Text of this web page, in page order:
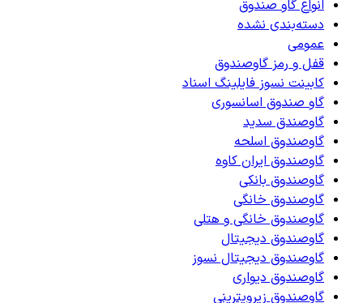
انواع گاو صندوق
دسته‌بندی نشده
عمومی
قفل و رمز گاوصندوق
کابینت نسوز فایلینگ اسناد
گاو صندوق اسانسوری
گاوصندق سدید
گاوصندوق اسلحه
گاوصندوق ایران کاوه
گاوصندوق بانکی
گاوصندوق خانگی
گاوصندوق خانگی و هتلی
گاوصندوق دیجیتال
گاوصندوق دیجیتال نسوز
گاوصندوق دیواری
گاوصندوق زیرویترینی